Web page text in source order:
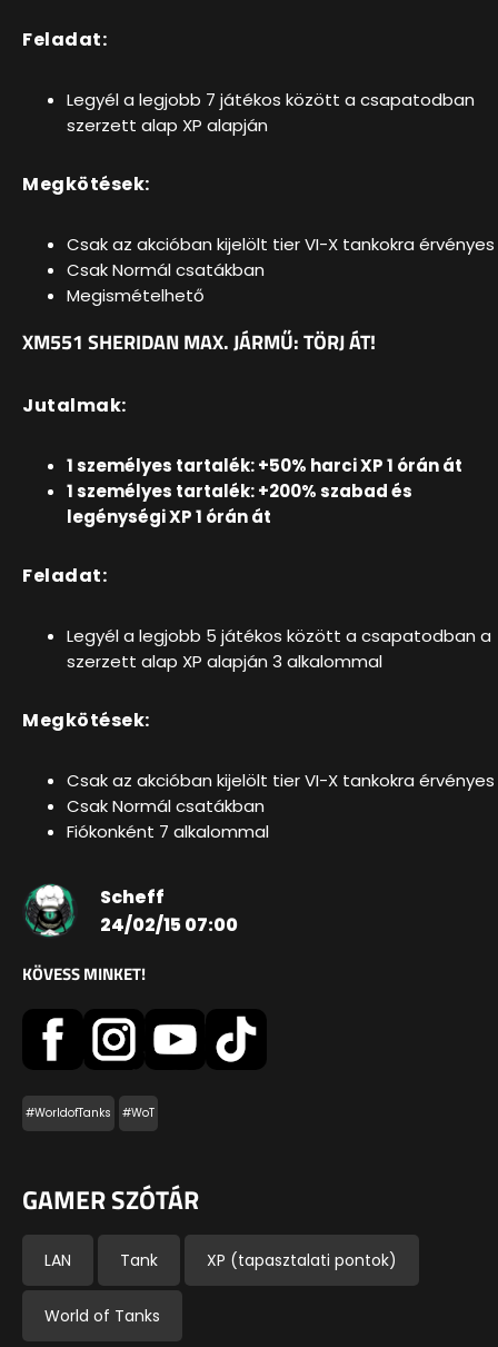
Feladat:
Legyél a legjobb 7 játékos között a csapatodban
szerzett alap XP alapján
Megkötések:
Csak az akcióban kijelölt tier VI-X tankokra érvényes
Csak Normál csatákban
Megismételhető
XM551 SHERIDAN MAX. JÁRMŰ: TÖRJ ÁT!
Jutalmak:
1 személyes tartalék: +50% harci XP 1 órán át
1 személyes tartalék: +200% szabad és
legénységi XP 1 órán át
Feladat:
Legyél a legjobb 5 játékos között a csapatodban a
szerzett alap XP alapján 3 alkalommal
Megkötések:
Csak az akcióban kijelölt tier VI-X tankokra érvényes
Csak Normál csatákban
Fiókonként 7 alkalommal
Scheff
24/02/15 07:00
KÖVESS MINKET!
#WorldofTanks #WoT
GAMER SZÓTÁR
LAN Tank XP (tapasztalati pontok)
World of Tanks